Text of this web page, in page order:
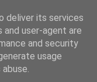
deliver its services
and user-agent are
and security
usage